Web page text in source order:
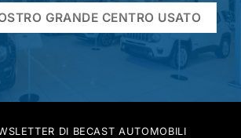
GRANDE CENTRO USATO
DI BECAST AUTOMOBILI